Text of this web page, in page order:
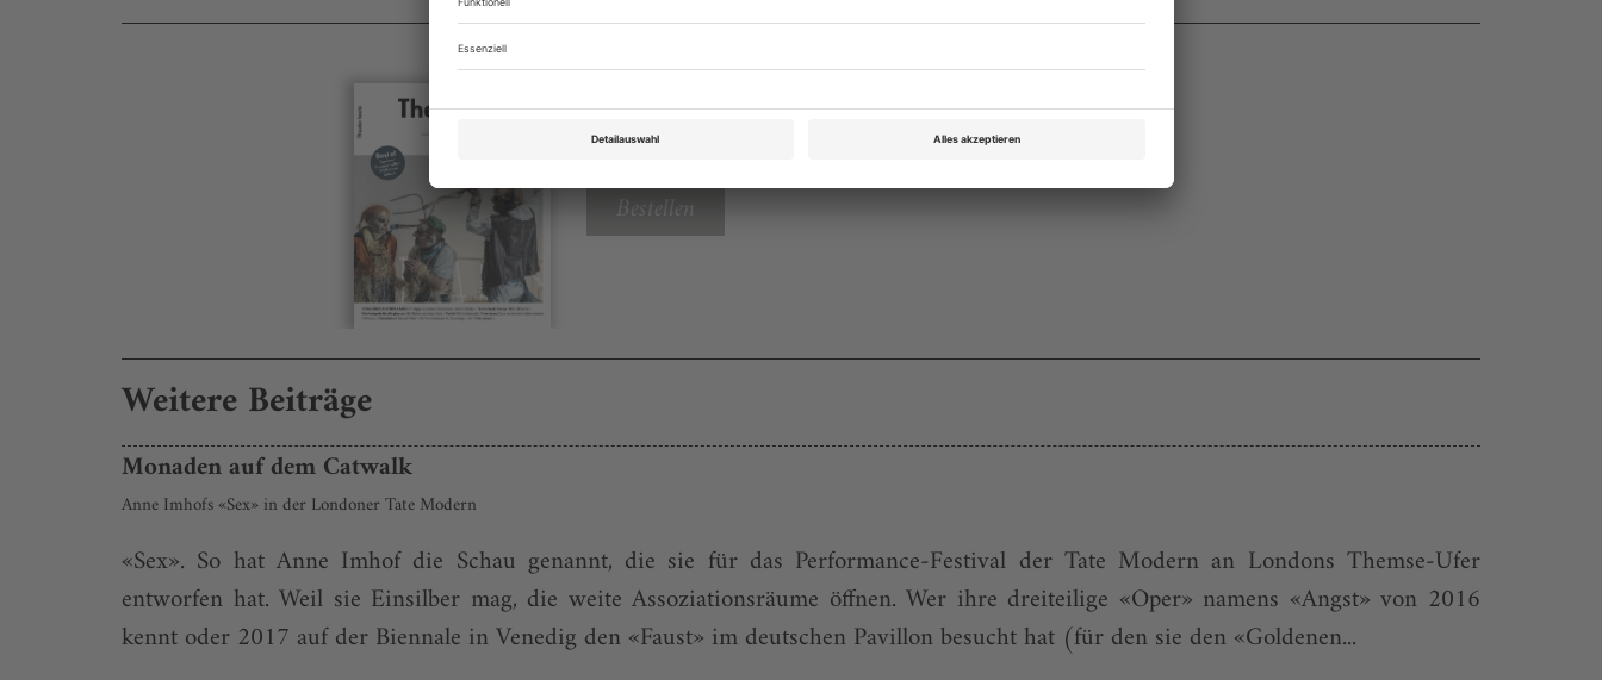
Rubrik: Theatertreffen Berlin, Seite 38
von Eva Behrendt
Bestellen
Weitere Beiträge
Monaden auf dem Catwalk
Anne Imhofs «Sex» in der Londoner Tate Modern
«Sex». So hat Anne Imhof die Schau genannt, die sie für das Performance-Festival der Tate Modern an Londons Themse-Ufer
entworfen hat. Weil sie Einsilber mag, die weite Assoziationsräume öffnen. Wer ihre dreiteilige «Oper» namens «Angst» von 2016
kennt oder 2017 auf der Biennale in Venedig den «Faust» im deutschen Pavillon besucht hat (für den sie den «Goldenen...